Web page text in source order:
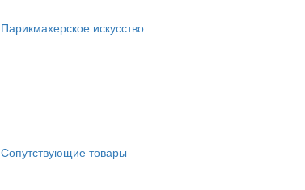
Парикмахерское искусство
Сопутствующие товары